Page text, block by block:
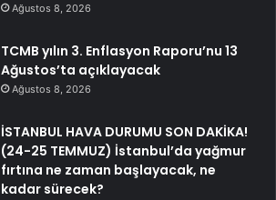
Ağustos 8, 2026
TCMB yılın 3. Enflasyon Raporu’nu 13
Ağustos’ta açıklayacak
Ağustos 8, 2026
İSTANBUL HAVA DURUMU SON DAKİKA!
(24-25 TEMMUZ) İstanbul’da yağmur
fırtına ne zaman başlayacak, ne
kadar sürecek?